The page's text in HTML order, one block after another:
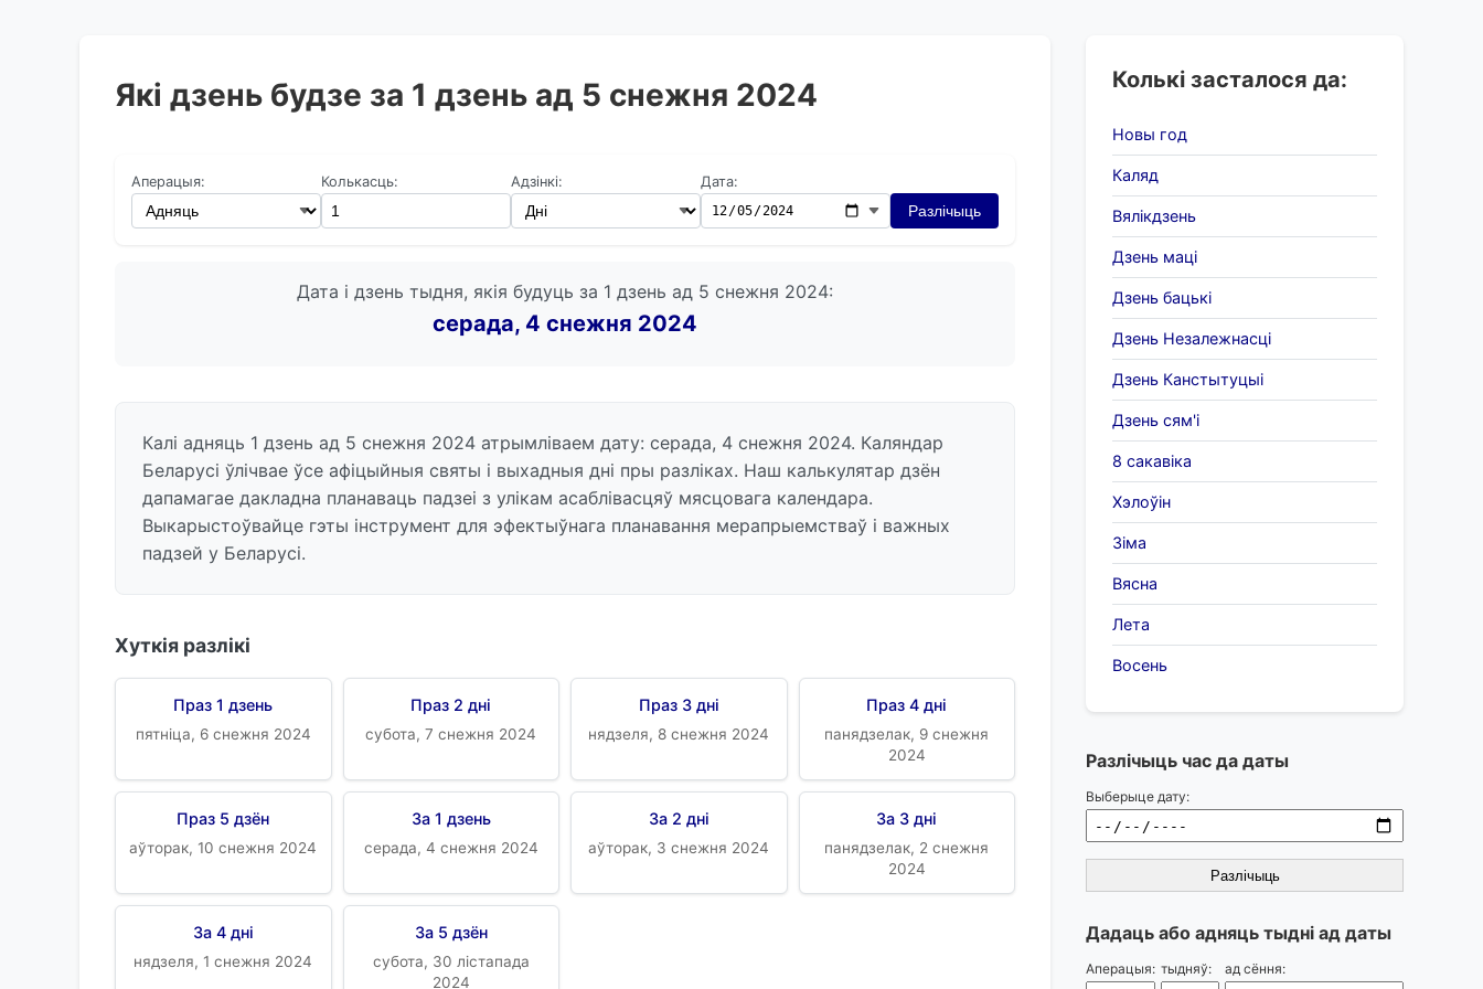
Які дзень будзе за 1 дзень ад 5 снежня 2024
Аперацыя: Колькасць: Адзінкі: Дата:
Разлічыць
Дата і дзень тыдня, якія будуць за 1 дзень ад 5 снежня 2024:
серада, 4 снежня 2024
Калі адняць 1 дзень ад 5 снежня 2024 атрымліваем дату: серада, 4 снежня 2024. Каляндар
Беларусі ўлічвае ўсе афіцыйныя святы і выхадныя дні пры разліках. Наш калькулятар дзён
дапамагае дакладна планаваць падзеі з улікам асаблівасцяў мясцовага календара.
Выкарыстоўвайце гэты інструмент для эфектыўнага планавання мерапрыемстваў і важных
падзей у Беларусі.
Хуткія разлікі
Праз 1 дзень
пятніца, 6 снежня 2024
Праз 2 дні
субота, 7 снежня 2024
Праз 3 дні
нядзеля, 8 снежня 2024
Праз 4 дні
панядзелак, 9 снежня
2024
Праз 5 дзён
аўторак, 10 снежня 2024
За 1 дзень
серада, 4 снежня 2024
За 2 дні
аўторак, 3 снежня 2024
За 3 дні
панядзелак, 2 снежня
2024
За 4 дні
нядзеля, 1 снежня 2024
За 5 дзён
субота, 30 лістапада
2024
Колькі засталося да:
Новы год
Каляд
Вялікдзень
Дзень маці
Дзень бацькі
Дзень Незалежнасці
Дзень Канстытуцыі
Дзень сям'і
8 сакавіка
Хэлоўін
Зіма
Вясна
Лета
Восень
Разлічыць час да даты
Выберыце дату:
Разлічыць
Дадаць або адняць тыдні ад даты
Аперацыя: тыдняў: ад сёння: